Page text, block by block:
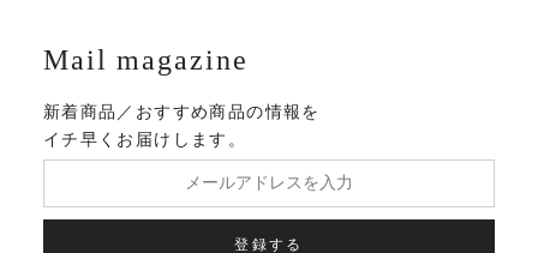
Mail magazine
新着商品／おすすめ商品の情報を
イチ早くお届けします。
登録する